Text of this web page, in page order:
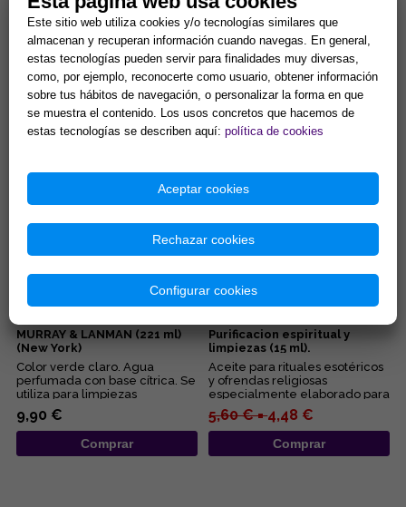
AGUA DE ALMIZCLE VEGETAL
200 ml. (PROSPERIDAD Y
SENSUALIDAD))
Válido para uso tópico. ...
7,98 € =5,59 €
AGUA DE SALVIA 200 ml.
(PURIFICACION Y
PROTECCION)
Válido para uso tópico. ...
7,98 €
MURRAY & LANMAN (221 ml)
(New York)
Color verde claro. Agua
perfumada con base cítrica. Se
utiliza para limpiezas
energéticas....
9,90 €
Comprar
Purificacion espiritual y
limpiezas (15 ml).
Aceite para rituales esotéricos
y ofrendas religiosas
especialmente elaborado para
productos KARMA. Aceite de ...
5,60 € =4,48 €
Comprar
Este sitio web utiliza cookies y/o tecnologías similares que
almacenan y recuperan información cuando navegas. En general,
estas tecnologías pueden servir para finalidades muy diversas,
como, por ejemplo, reconocerte como usuario, obtener información
sobre tus hábitos de navegación, o personalizar la forma en que
se muestra el contenido. Los usos concretos que hacemos de
estas tecnologías se describen aquí: política de cookies
Aceptar cookies
Rechazar cookies
Configurar cookies